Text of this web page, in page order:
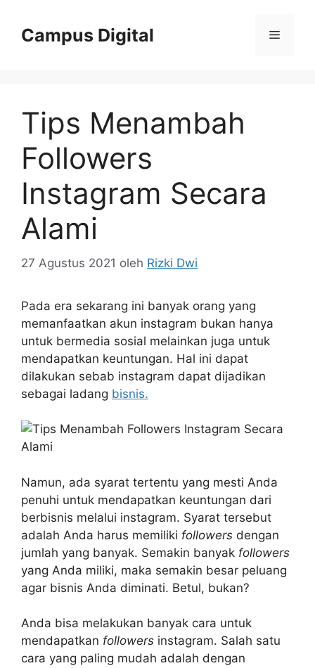
Campus Digital Menu
Tips Menambah
Followers
Instagram Secara
Alami
27 Agustus 2021 oleh Rizki Dwi
Pada era sekarang ini banyak orang yang
memanfaatkan akun instagram bukan hanya
untuk bermedia sosial melainkan juga untuk
mendapatkan keuntungan. Hal ini dapat
dilakukan sebab instagram dapat dijadikan
sebagai ladang bisnis.
Namun, ada syarat tertentu yang mesti Anda
penuhi untuk mendapatkan keuntungan dari
berbisnis melalui instagram. Syarat tersebut
adalah Anda harus memiliki followers dengan
jumlah yang banyak. Semakin banyak followers
yang Anda miliki, maka semakin besar peluang
agar bisnis Anda diminati. Betul, bukan?
Anda bisa melakukan banyak cara untuk
mendapatkan followers instagram. Salah satu
cara yang paling mudah adalah dengan